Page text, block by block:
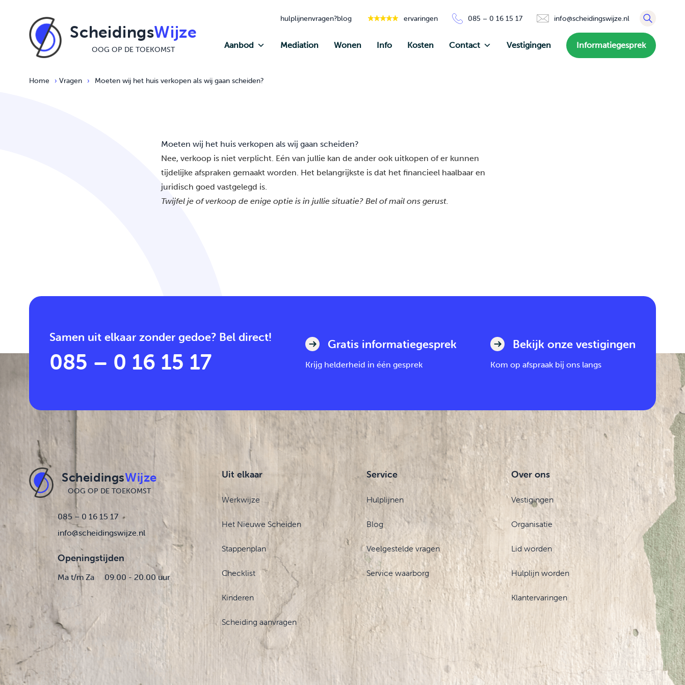
ScheidingsWijze
OOG OP DE TOEKOMST
hulplijnenvragen?blog ervaringen 085 – 0 16 15 17 info@scheidingswijze.nl
Aanbod Mediation Wonen Info Kosten Contact Vestigingen Informatiegesprek
Home › Vragen › Moeten wij het huis verkopen als wij gaan scheiden?
Moeten wij het huis verkopen als wij gaan scheiden?
Nee, verkoop is niet verplicht. Eén van jullie kan de ander ook uitkopen of er kunnen
tijdelijke afspraken gemaakt worden. Het belangrijkste is dat het financieel haalbaar en
juridisch goed vastgelegd is.
Twijfel je of verkoop de enige optie is in jullie situatie? Bel of mailons gerust.
Samen uit elkaar zonder gedoe? Bel direct!
085 – 0 16 15 17
Gratis informatiegesprek
Krijg helderheid in één gesprek
Bekijk onze vestigingen
Kom op afspraak bij ons langs
ScheidingsWijze
OOG OP DE TOEKOMST
085 – 0 16 15 17
info@scheidingswijze.nl
Openingstijden
Ma t/m Za 09.00 - 20.00 uur
Uit elkaar
Werkwijze
Het Nieuwe Scheiden
Stappenplan
Checklist
Kinderen
Scheiding aanvragen
Service
Hulplijnen
Blog
Veelgestelde vragen
Service waarborg
Over ons
Vestigingen
Organisatie
Lid worden
Hulplijn worden
Klantervaringen